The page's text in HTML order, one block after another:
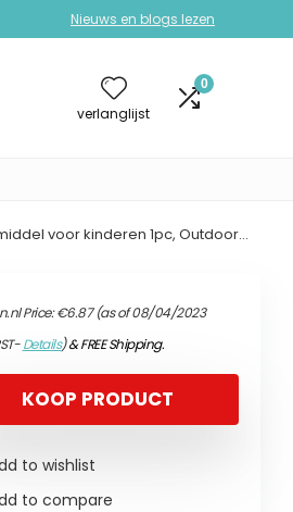
Nieuws en blogs lezen
verlanglijst
0
voor kinderen 1pc, Outdoor…
Price:€6.87(as of 08/04/2023
Details)&FREE Shipping.
KOOP PRODUCT
to wishlist
to compare